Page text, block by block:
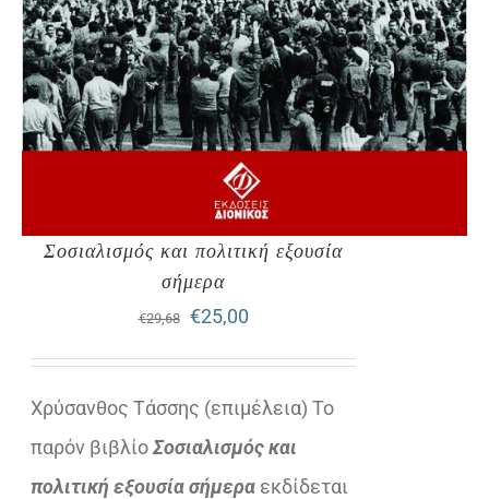
Σοσιαλισμός και πολιτική εξουσία
σήμερα
€29,68
Original
price
€29,68.
€25,00Η
τρέχουσα
τιμή
είναι:
€25,00.
Χρύσανθος Τάσσης (επιμέλεια) Το
παρόν βιβλίοΣοσιαλισμός και
πολιτική εξουσία σήμερα εκδίδεται